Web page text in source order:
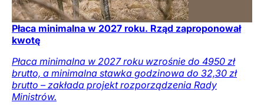
Płaca minimalna w 2027 roku. Rząd zaproponował
kwotę
Płaca minimalna w 2027 roku wzrośnie do 4950 zł
brutto, a minimalna stawka godzinowa do 32,30 zł
brutto – zakłada projekt rozporządzenia Rady
Ministrów.